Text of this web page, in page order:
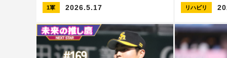
1軍 2026.5.17 リハビリ